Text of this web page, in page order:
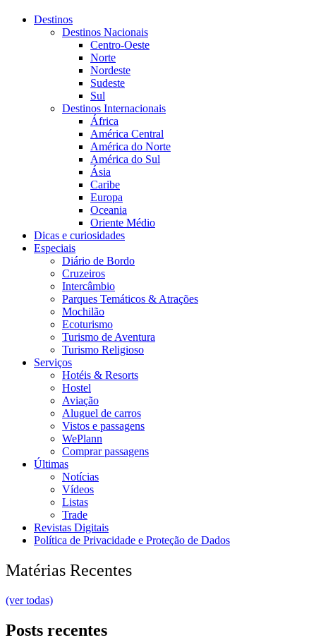
Destinos
Destinos Nacionais
Centro-Oeste
Norte
Nordeste
Sudeste
Sul
Destinos Internacionais
África
América Central
América do Norte
América do Sul
Ásia
Caribe
Europa
Oceania
Oriente Médio
Dicas e curiosidades
Especiais
Diário de Bordo
Cruzeiros
Intercâmbio
Parques Temáticos & Atrações
Mochilão
Ecoturismo
Turismo de Aventura
Turismo Religioso
Serviços
Hotéis & Resorts
Hostel
Aviação
Aluguel de carros
Vistos e passagens
WePlann
Comprar passagens
Últimas
Notícias
Vídeos
Listas
Trade
Revistas Digitais
Política de Privacidade e Proteção de Dados
Matérias Recentes
(ver todas)
Posts recentes